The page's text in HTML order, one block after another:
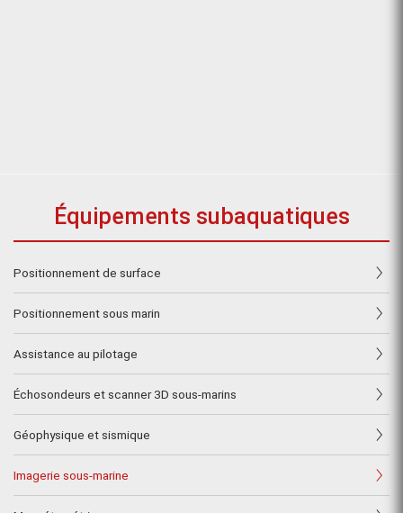
Équipements subaquatiques
Positionnement de surface
Positionnement sous marin
Assistance au pilotage
Échosondeurs et scanner 3D sous-marins
Géophysique et sismique
Imagerie sous-marine